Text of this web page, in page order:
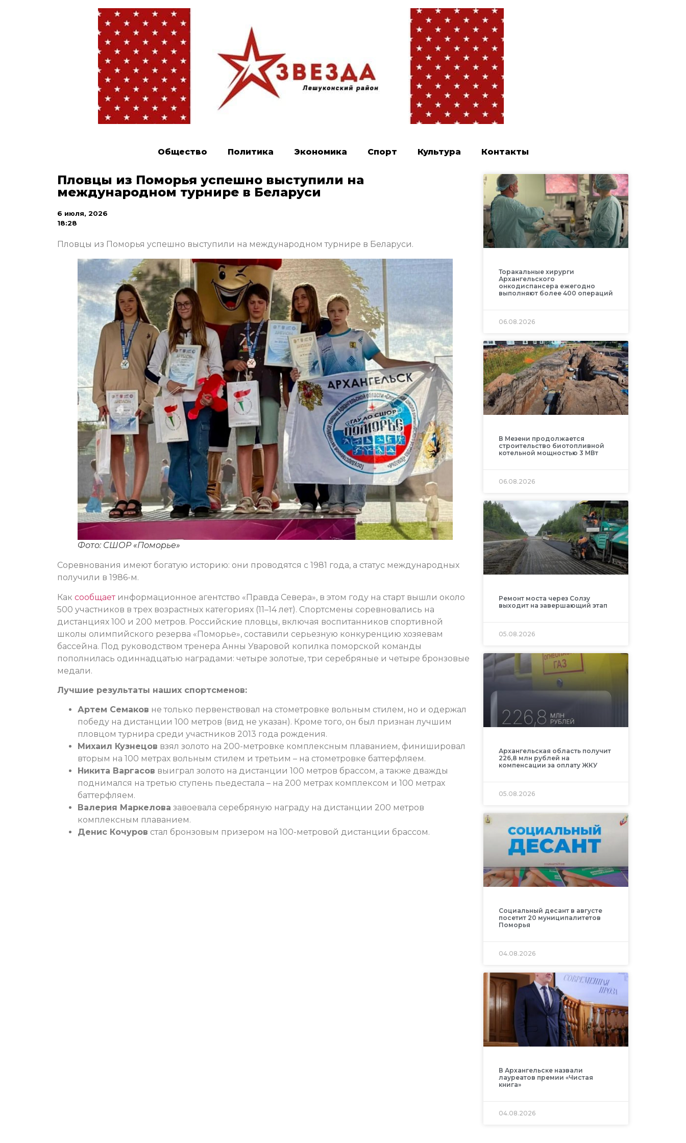
Общество Политика Экономика Спорт Культура Контакты
Пловцы из Поморья успешно выступили на
международном турнире в Беларуси
6 июля, 2026
18:28
Пловцы из Поморья успешно выступили на международном турнире в Беларуси.
Фото: СШОР «Поморье»
Соревнования имеют богатую историю: они проводятся с 1981 года, а статус международных
получили в 1986-м.
Как сообщаетинформационное агентство «Правда Севера», в этом году на старт вышли около
500 участников в трех возрастных категориях (11–14 лет). Спортсмены соревновались на
дистанциях 100 и 200 метров. Российские пловцы, включая воспитанников спортивной
школы олимпийского резерва «Поморье», составили серьезную конкуренцию хозяевам
бассейна. Под руководством тренера Анны Уваровой копилка поморской команды
пополнилась одиннадцатью наградами: четыре золотые, три серебряные и четыре бронзовые
медали.
Лучшие результаты наших спортсменов:
Артем Семаков не только первенствовал на стометровке вольным стилем, но и одержал
победу на дистанции 100 метров (вид не указан). Кроме того, он был признан лучшим
пловцом турнира среди участников 2013 года рождения.
Михаил Кузнецов взял золото на 200-метровке комплексным плаванием, финишировал
вторым на 100 метрах вольным стилем и третьим – на стометровке баттерфляем.
Никита Варгасов выиграл золото на дистанции 100 метров брассом, а также дважды
поднимался на третью ступень пьедестала – на 200 метрах комплексом и 100 метрах
баттерфляем.
Валерия Маркелова завоевала серебряную награду на дистанции 200 метров
комплексным плаванием.
Денис Кочуров стал бронзовым призером на 100-метровой дистанции брассом.
Торакальные хирурги
Архангельского
онкодиспансера ежегодно
выполняют более 400 операций
06.08.2026
В Мезени продолжается
строительство биотопливной
котельной мощностью 3 МВт
06.08.2026
Ремонт моста через Солзу
выходит на завершающий этап
05.08.2026
Архангельская область получит
226,8 млн рублей на
компенсации за оплату ЖКУ
05.08.2026
Социальный десант в августе
посетит 20 муниципалитетов
Поморья
04.08.2026
В Архангельске назвали
лауреатов премии «Чистая
книга»
04.08.2026